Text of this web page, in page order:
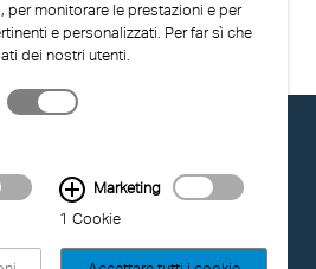
DEI DATI
monitorare le prestazioni e per
e personalizzati. Per far sì che
dei nostri utenti.
Marketing
1 Cookie